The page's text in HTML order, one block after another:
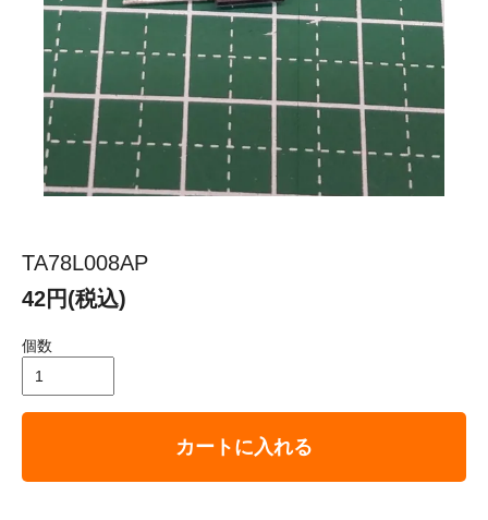
TA78L008AP
42円(税込)
個数
カートに入れる